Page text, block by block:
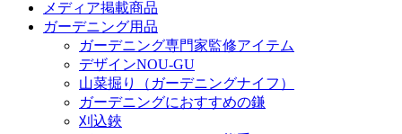
メディア掲載商品
ガーデニング用品
ガーデニング専門家監修アイテム
デザインNOU-GU
山菜掘り（ガーデニングナイフ）
ガーデニングにおすすめの鎌
刈込鋏